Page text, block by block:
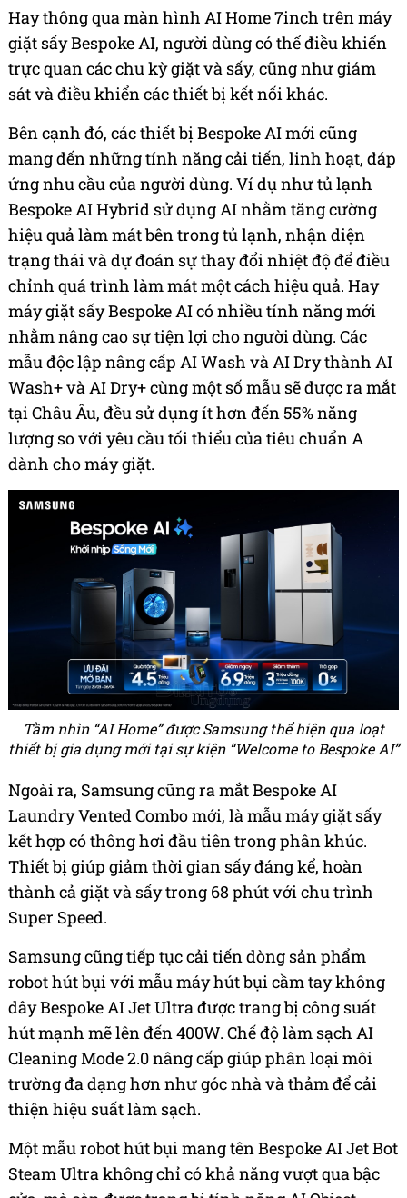
Hay thông qua màn hình AI Home 7inch trên máy
giặt sấy Bespoke AI, người dùng có thể điều khiển
trực quan các chu kỳ giặt và sấy, cũng như giám
sát và điều khiển các thiết bị kết nối khác.
Bên cạnh đó, các thiết bị Bespoke AI mới cũng
mang đến những tính năng cải tiến, linh hoạt, đáp
ứng nhu cầu của người dùng. Ví dụ như tủ lạnh
Bespoke AI Hybrid sử dụng AI nhằm tăng cường
hiệu quả làm mát bên trong tủ lạnh, nhận diện
trạng thái và dự đoán sự thay đổi nhiệt độ để điều
chỉnh quá trình làm mát một cách hiệu quả. Hay
máy giặt sấy Bespoke AI có nhiều tính năng mới
nhằm nâng cao sự tiện lợi cho người dùng. Các
mẫu độc lập nâng cấp AI Wash và AI Dry thành AI
Wash+ và AI Dry+ cùng một số mẫu sẽ được ra mắt
tại Châu Âu, đều sử dụng ít hơn đến 55% năng
lượng so với yêu cầu tối thiểu của tiêu chuẩn A
dành cho máy giặt.
Tầm nhìn “AI Home” được Samsung thể hiện qua loạt
thiết bị gia dụng mới tại sự kiện “Welcome to Bespoke AI”
Ngoài ra, Samsung cũng ra mắt Bespoke AI
Laundry Vented Combo mới, là mẫu máy giặt sấy
kết hợp có thông hơi đầu tiên trong phân khúc.
Thiết bị giúp giảm thời gian sấy đáng kể, hoàn
thành cả giặt và sấy trong 68 phút với chu trình
Super Speed.
Samsung cũng tiếp tục cải tiến dòng sản phẩm
robot hút bụi với mẫu máy hút bụi cầm tay không
dây Bespoke AI Jet Ultra được trang bị công suất
hút mạnh mẽ lên đến 400W. Chế độ làm sạch AI
Cleaning Mode 2.0 nâng cấp giúp phân loại môi
trường đa dạng hơn như góc nhà và thảm để cải
thiện hiệu suất làm sạch.
Một mẫu robot hút bụi mang tên Bespoke AI Jet Bot
Steam Ultra không chỉ có khả năng vượt qua bậc